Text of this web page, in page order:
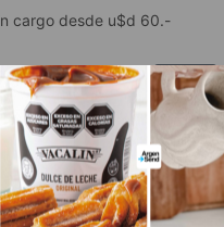
cargo desde u$d 60.-
y Golosinas